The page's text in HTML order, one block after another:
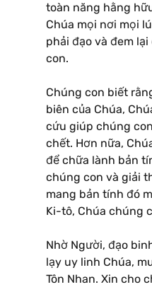
toàn năng hằng
Chúa mọi nơi mọi
phải đạo và đem
con.
Chúng con biết
biên của Chúa,
cứu giúp chúng
chết. Hơn nữa,
để chữa lành bản
chúng con và giải
mang bản tính đó
Ki-tô, Chúa chúng
Nhờ Người, đạo
lạy uy linh Chúa,
Tôn Nhan. Xin cho